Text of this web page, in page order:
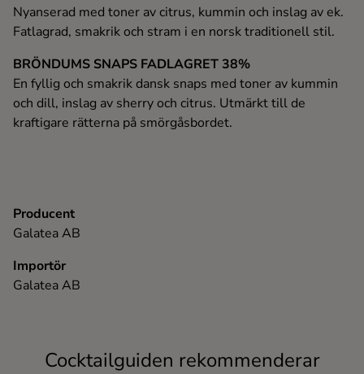
Nyanserad med toner av citrus, kummin och inslag av ek.
Fatlagrad, smakrik och stram i en norsk traditionell stil.
BRÖNDUMS SNAPS FADLAGRET 38%
En fyllig och smakrik dansk snaps med toner av kummin
och dill, inslag av sherry och citrus. Utmärkt till de
kraftigare rätterna på smörgåsbordet.
Producent
Galatea AB
Importör
Galatea AB
Cocktailguiden rekommenderar